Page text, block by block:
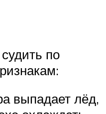
по
выпадает лёд,